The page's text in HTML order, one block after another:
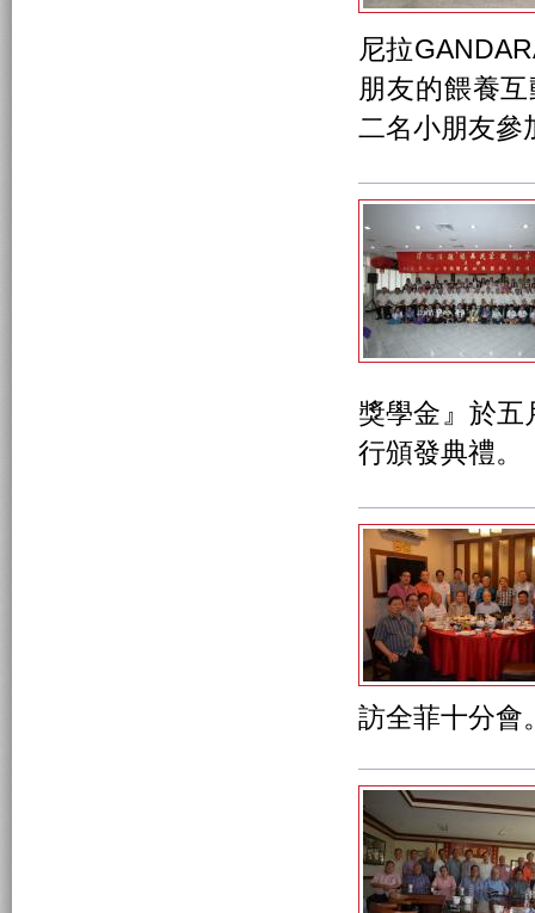
尼拉
朋友的餵養
二名小朋友參
獎學金』於五
行頒發典禮。
訪全菲十分會